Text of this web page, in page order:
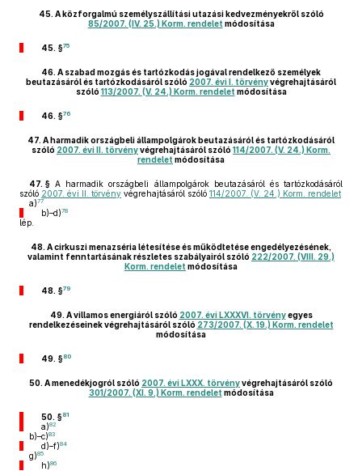
45. A közforgalmú személyszállítási utazási kedvezményekről szóló
85/2007. (IV. 25.) Korm. rendelet módosítása
45. §75
46. A szabad mozgás és tartózkodás jogával rendelkező személyek
beutazásáról és tartózkodásáról szóló 2007. évi I. törvényvégrehajtásáról
szóló 113/2007. (V. 24.) Korm. rendelet módosítása
46. §76
47. A harmadik országbeli állampolgárok beutazásáról és tartózkodásáról
szóló 2007. évi II. törvényvégrehajtásáról szóló 114/2007. (V. 24.) Korm.
rendelet módosítása
47. § A harmadik országbeli állampolgárok beutazásáról és tartózkodásáról
szóló 2007. évi II. törvény végrehajtásáról szóló 114/2007. (V. 24.) Korm. rendelet
a)77
b)–d)78
lép.
48. A cirkuszi menazséria létesítése és működtetése engedélyezésének,
valamint fenntartásának részletes szabályairól szóló 222/2007. (VIII. 29.)
Korm. rendelet módosítása
48. §79
49. A villamos energiáról szóló 2007. évi LXXXVI. törvényegyes
rendelkezéseinek végrehajtásáról szóló 273/2007. (X. 19.) Korm. rendelet
módosítása
49. §80
50. A menedékjogról szóló 2007. évi LXXX. törvényvégrehajtásáról szóló
301/2007. (XI. 9.) Korm. rendelet módosítása
50. §81
a)82
b)–c)83
d)–f)84
g)85
h)86